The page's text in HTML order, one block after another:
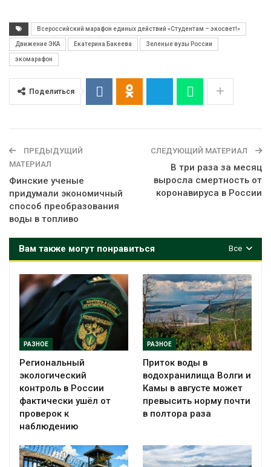
Всероссийский марафон единых действий «Студентам – экосвет!»
Движение ЭКА Екатерина Бакеева Зеленые вузы России
экомарафон
Поделиться
ПРЕДЫДУЩИЙ
МАТЕРИАЛ
Финские ученые
придумали экономичный
способ преобразования
воды в топливо
СЛЕДУЮЩИЙ МАТЕРИАЛ
В три раза за месяц
выросла смертность от
коронавируса в России
Все
Вам также могут понравиться
РАЗНОЕ
Региональный
экологический
контроль в России
фактически ушёл от
проверок к
наблюдению
РАЗНОЕ
Приток воды в
водохранилища Волги и
Камы в августе может
превысить норму почти
в полтора раза